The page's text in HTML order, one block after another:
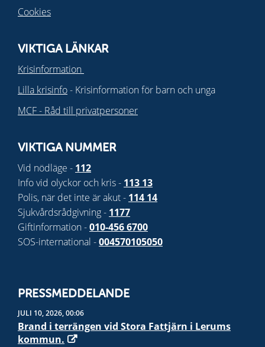
Cookies
VIKTIGA LÄNKAR
Krisinformation
Lilla krisinfo- Krisinformation för barn och unga
MCF - Råd till privatpersoner
VIKTIGA NUMMER
Vid nödläge - 112
Info vid olyckor och kris - 113 13
Polis, när det inte är akut - 114 14
Sjukvårdsrådgivning - 1177
Giftinformation -010-456 6700
SOS-international -004570105050
PRESSMEDDELANDE
JULI 10, 2026, 00:06
Brand i terrängen vid Stora Fattjärn i Lerums
kommun.